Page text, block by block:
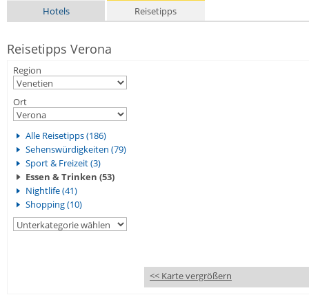
Hotels Reisetipps
Reisetipps Verona
Region
Ort
Alle Reisetipps (186)
Sehenswürdigkeiten (79)
Sport & Freizeit (3)
Essen & Trinken (53)
Nightlife (41)
Shopping (10)
<< Karte vergrößern